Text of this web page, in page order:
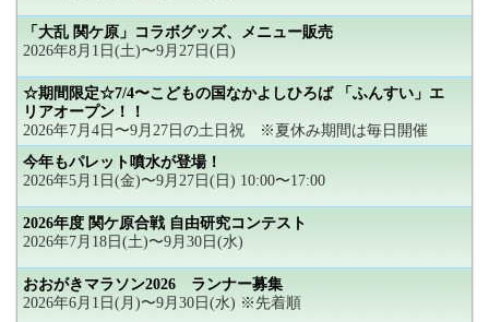
「大乱 関ケ原」コラボグッズ、メニュー販売
2026年8月1日(土)〜9月27日(日)
☆期間限定☆7/4〜こどもの国なかよしひろば 「ふんすい」エ
リアオープン！！
2026年7月4日〜9月27日の土日祝 ※夏休み期間は毎日開催
今年もパレット噴水が登場！
2026年5月1日(金)〜9月27日(日) 10:00〜17:00
2026年度 関ケ原合戦 自由研究コンテスト
2026年7月18日(土)〜9月30日(水)
おおがきマラソン2026 ランナー募集
2026年6月1日(月)〜9月30日(水) ※先着順